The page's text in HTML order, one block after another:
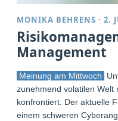
MONIKA BEHRENS ·2.
Management
Meinung am Mittwoch
zunehmend volatilen Welt
konfrontiert. Der aktuelle
einem schweren